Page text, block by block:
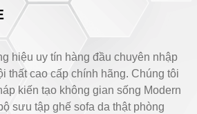
hiệu uy tín hàng đầu chuyên nhập
thất cao cấp chính hãng. Chúng tôi
kiến tạo không gian sống Modern
sưu tập ghế sofa da thật phòng